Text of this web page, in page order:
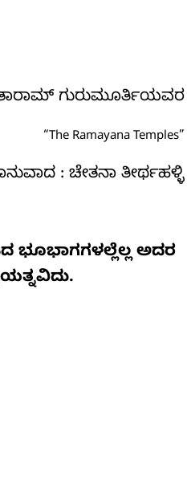
ಗುರುಮೂರ್ತಿಯವರ
“The Ramayana Temples”
: ಚೇತನಾ ತೀರ್ಥಹಳ್ಳಿ
ಭೂಭಾಗಗಳಲ್ಲೆಲ್ಲಅದರ